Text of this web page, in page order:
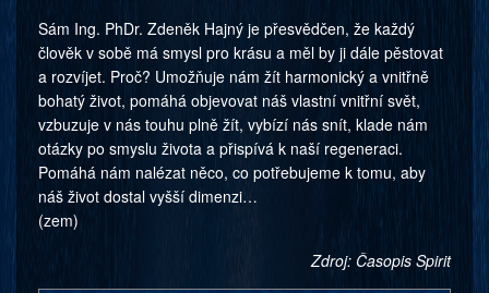
Sám Ing. PhDr. Zdeněk Hajný je přesvědčen, že každý
člověk v sobě má smysl pro krásu a měl by ji dále pěstovat
a rozvíjet. Proč? Umožňuje nám žít harmonický a vnitřně
bohatý život, pomáhá objevovat náš vlastní vnitřní svět,
vzbuzuje v nás touhu plně žít, vybízí nás snít, klade nám
otázky po smyslu života a přispívá k naší regeneraci.
Pomáhá nám nalézat něco, co potřebujeme k tomu, aby
náš život dostal vyšší dimenzi…
(zem)
Zdroj: Časopis Spirit